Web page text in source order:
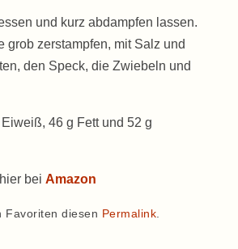
und kurz abdampfen lassen.
grob zerstampfen, mit Salz und
den Speck, die Zwiebeln und
46 g Fett und 52 g
bei Amazon
Favoriten diesen Permalink